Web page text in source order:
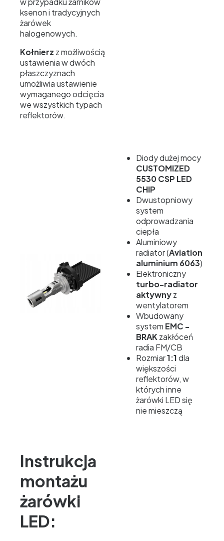
ksenon i tradycyjnych
żarówek
halogenowych.
Kołnierz z możliwością
ustawienia w dwóch
płaszczyznach
umożliwia ustawienie
wymaganego odcięcia
we wszystkich typach
reflektorów.
Diody dużej mocy
CUSTOMIZED
5530 CSP LED
CHIP
Dwustopniowy
system
odprowadzania
ciepła
Aluminiowy
radiator (Aviation
aluminium 6063)
Elektroniczny
turbo-radiator
aktywnyz
wentylatorem
Wbudowany
system EMC -
BRAKzakłóceń
radia FM/CB
Rozmiar1:1dla
większości
reflektorów, w
których inne
żarówki LED się
nie mieszczą
Instrukcja
montażu
żarówki
LED: